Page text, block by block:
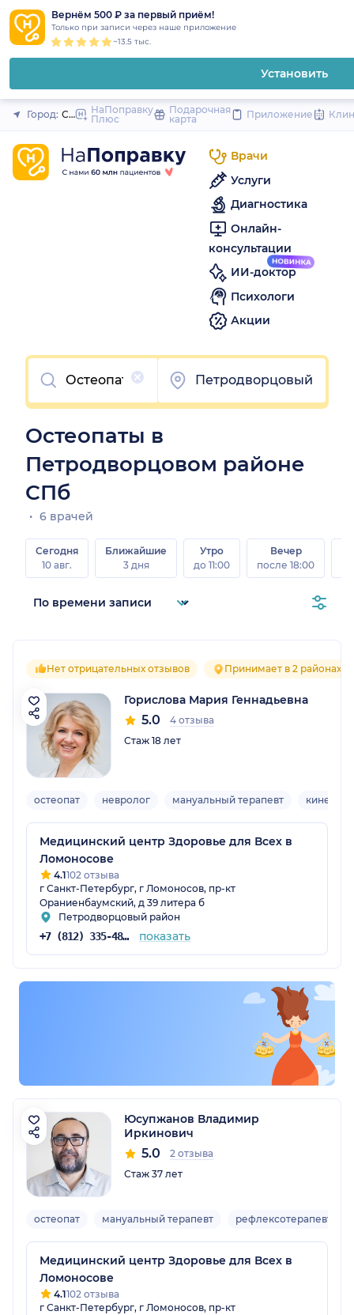
Вернём 500 ₽ за первый приём!
Только при записи через наше приложение
~13.5 тыс.
Установить
Закрыть
Город: Санкт-Петербург
НаПоправку
Плюс
Подарочная
карта
Приложение
Врачи
Услуги
Диагностика
Онлайн-
консультации
ИИ-доктор
Психологи
Акции
Очистить
Петродворцовый
Остеопаты в
Петродворцовом районе
СПб
6 врачей
Сегодня
10 авг.
Ближайшие
3 дня
Утро
до 11:00
Вечер
после 18:00
Нет отрицательных отзывов Принимает в 2 районах
Горислова Мария Геннадьевна
5.0
4 отзыва
Стаж 18 лет
остеопат невролог мануальный терапевт
Медицинский центр Здоровье для Всех в
Ломоносове
4.1102 отзыва
г Санкт-Петербург, г Ломоносов, пр-кт
Ораниенбаумский, д 39 литера б
Петродворцовый район
+7 (812) 335-48-50 показать
Юсупжанов Владимир
Иркинович
5.0
2 отзыва
Стаж 37 лет
остеопат мануальный терапевт рефлексотерапевт
Медицинский центр Здоровье для Всех в
Ломоносове
4.1102 отзыва
г Санкт-Петербург, г Ломоносов, пр-кт